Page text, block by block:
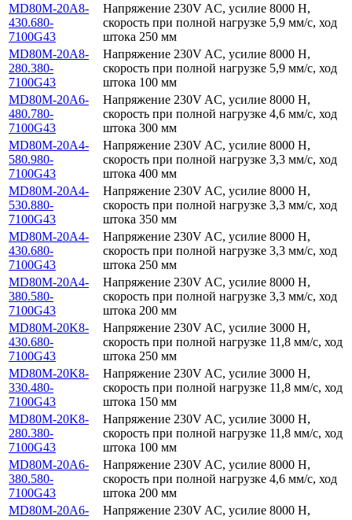
MD80M-20A8-
430.680-
7100G43
Напряжение 230V AC, усилие 8000 Н,
скорость при полной нагрузке 5,9 мм/с, ход
штока 250 мм
MD80M-20A8-
280.380-
7100G43
Напряжение 230V AC, усилие 8000 Н,
скорость при полной нагрузке 5,9 мм/с, ход
штока 100 мм
MD80M-20A6-
480.780-
7100G43
Напряжение 230V AC, усилие 8000 Н,
скорость при полной нагрузке 4,6 мм/с, ход
штока 300 мм
MD80M-20A4-
580.980-
7100G43
Напряжение 230V AC, усилие 8000 Н,
скорость при полной нагрузке 3,3 мм/с, ход
штока 400 мм
MD80M-20A4-
530.880-
7100G43
Напряжение 230V AC, усилие 8000 Н,
скорость при полной нагрузке 3,3 мм/с, ход
штока 350 мм
MD80M-20A4-
430.680-
7100G43
Напряжение 230V AC, усилие 8000 Н,
скорость при полной нагрузке 3,3 мм/с, ход
штока 250 мм
MD80M-20A4-
380.580-
7100G43
Напряжение 230V AC, усилие 8000 Н,
скорость при полной нагрузке 3,3 мм/с, ход
штока 200 мм
MD80M-20K8-
430.680-
7100G43
Напряжение 230V AC, усилие 3000 Н,
скорость при полной нагрузке 11,8 мм/с, ход
штока 250 мм
MD80M-20K8-
330.480-
7100G43
Напряжение 230V AC, усилие 3000 Н,
скорость при полной нагрузке 11,8 мм/с, ход
штока 150 мм
MD80M-20K8-
280.380-
7100G43
Напряжение 230V AC, усилие 3000 Н,
скорость при полной нагрузке 11,8 мм/с, ход
штока 100 мм
MD80M-20A6-
380.580-
7100G43
Напряжение 230V AC, усилие 8000 Н,
скорость при полной нагрузке 4,6 мм/с, ход
штока 200 мм
MD80M-20A6-
Напряжение 230V AC, усилие 8000 Н,